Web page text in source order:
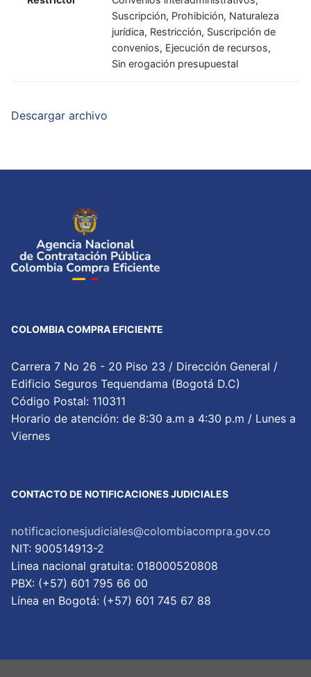
Suscripción, Prohibición, Naturaleza
jurídica, Restricción, Suscripción de
convenios, Ejecución de recursos,
Sin erogación presupuestal
Descargar archivo
COLOMBIA COMPRA EFICIENTE
Carrera 7 No 26 - 20 Piso 23 / Dirección General /
Edificio Seguros Tequendama (Bogotá D.C)
Código Postal: 110311
Horario de atención: de 8:30 a.m a 4:30 p.m / Lunes a
Viernes
CONTACTO DE NOTIFICACIONES JUDICIALES
notificacionesjudiciales@colombiacompra.gov.co
NIT: 900514913-2
Linea nacional gratuita: 018000520808
PBX: (+57) 601 795 66 00
Lí­nea en Bogotá: (+57) 601 745 67 88